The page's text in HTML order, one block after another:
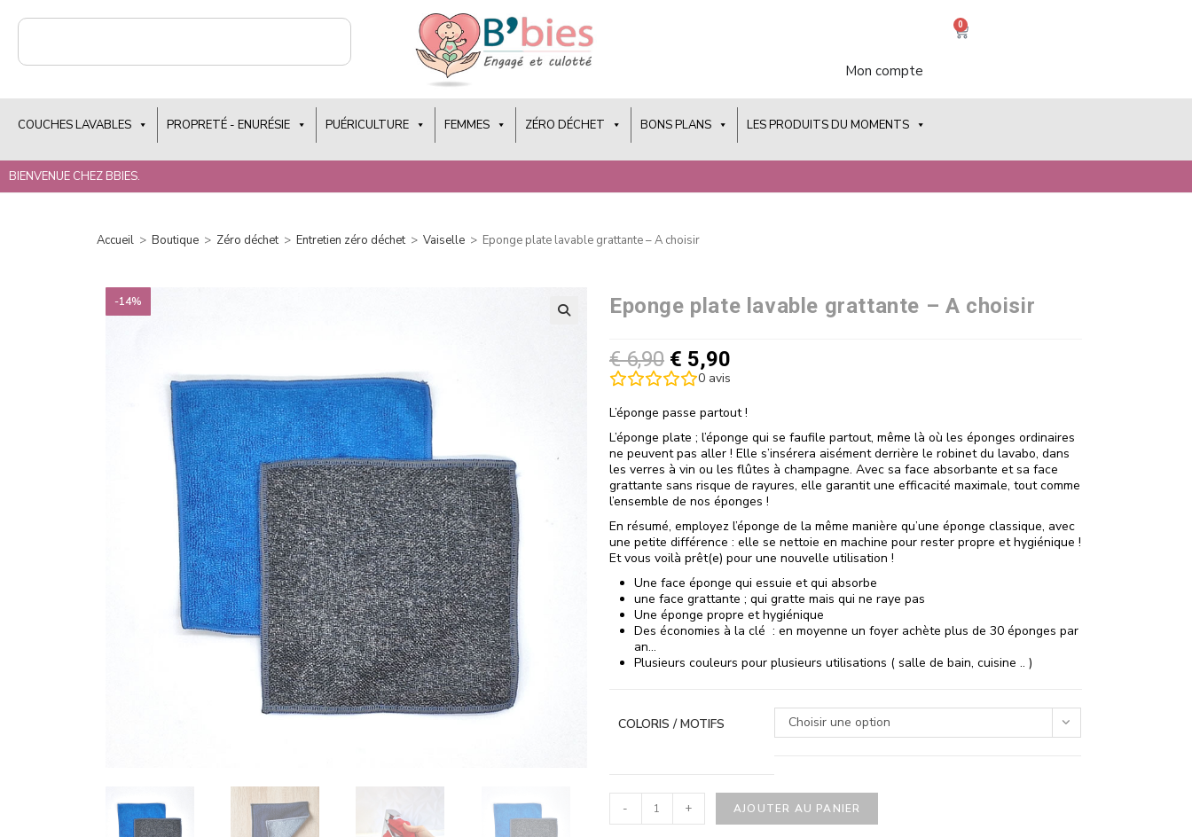
Mon compte
0
COUCHES LAVABLES PROPRETÉ - ENURÉSIE PUÉRICULTURE FEMMES ZÉRO DÉCHET BONS PLANS LES PRODUITS DU MOMENTS
BIENVENUE CHEZ BBIES.
Accueil > Boutique > Zéro déchet > Entretien zéro déchet > Vaiselle > Eponge plate lavable grattante – A choisir
-14% Eponge plate lavable grattante – A choisir
€6,90 € 5,90
0avis
L’éponge passe partout !
L’éponge plate ; l’éponge qui se faufile partout, même là où les éponges ordinaires
ne peuvent pas aller ! Elle s’insérera aisément derrière le robinet du lavabo, dans
les verres à vin ou les flûtes à champagne. Avec sa face absorbante et sa face
grattante sans risque de rayures, elle garantit une efficacité maximale, tout comme
l’ensemble de nos éponges !
En résumé, employez l’éponge de la même manière qu’une éponge classique, avec
une petite différence : elle se nettoie en machine pour rester propre et hygiénique !
Et vous voilà prêt(e) pour une nouvelle utilisation !
Une face éponge qui essuie et qui absorbe
une face grattante ; qui gratte mais qui ne raye pas
Une éponge propre et hygiénique
Des économies à la clé : en moyenne un foyer achète plus de 30 éponges par
an…
Plusieurs couleurs pour plusieurs utilisations ( salle de bain, cuisine .. )
COLORIS / MOTIFS Choisir une option
- + AJOUTER AU PANIER